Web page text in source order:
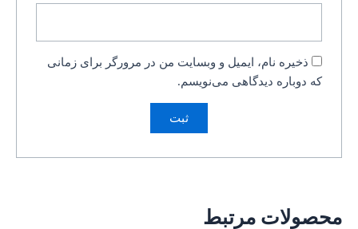
ذخیره نام، ایمیل و وبسایت من در مرورگر برای زمانی
که دوباره دیدگاهی می‌نویسم.
محصولات مرتبط